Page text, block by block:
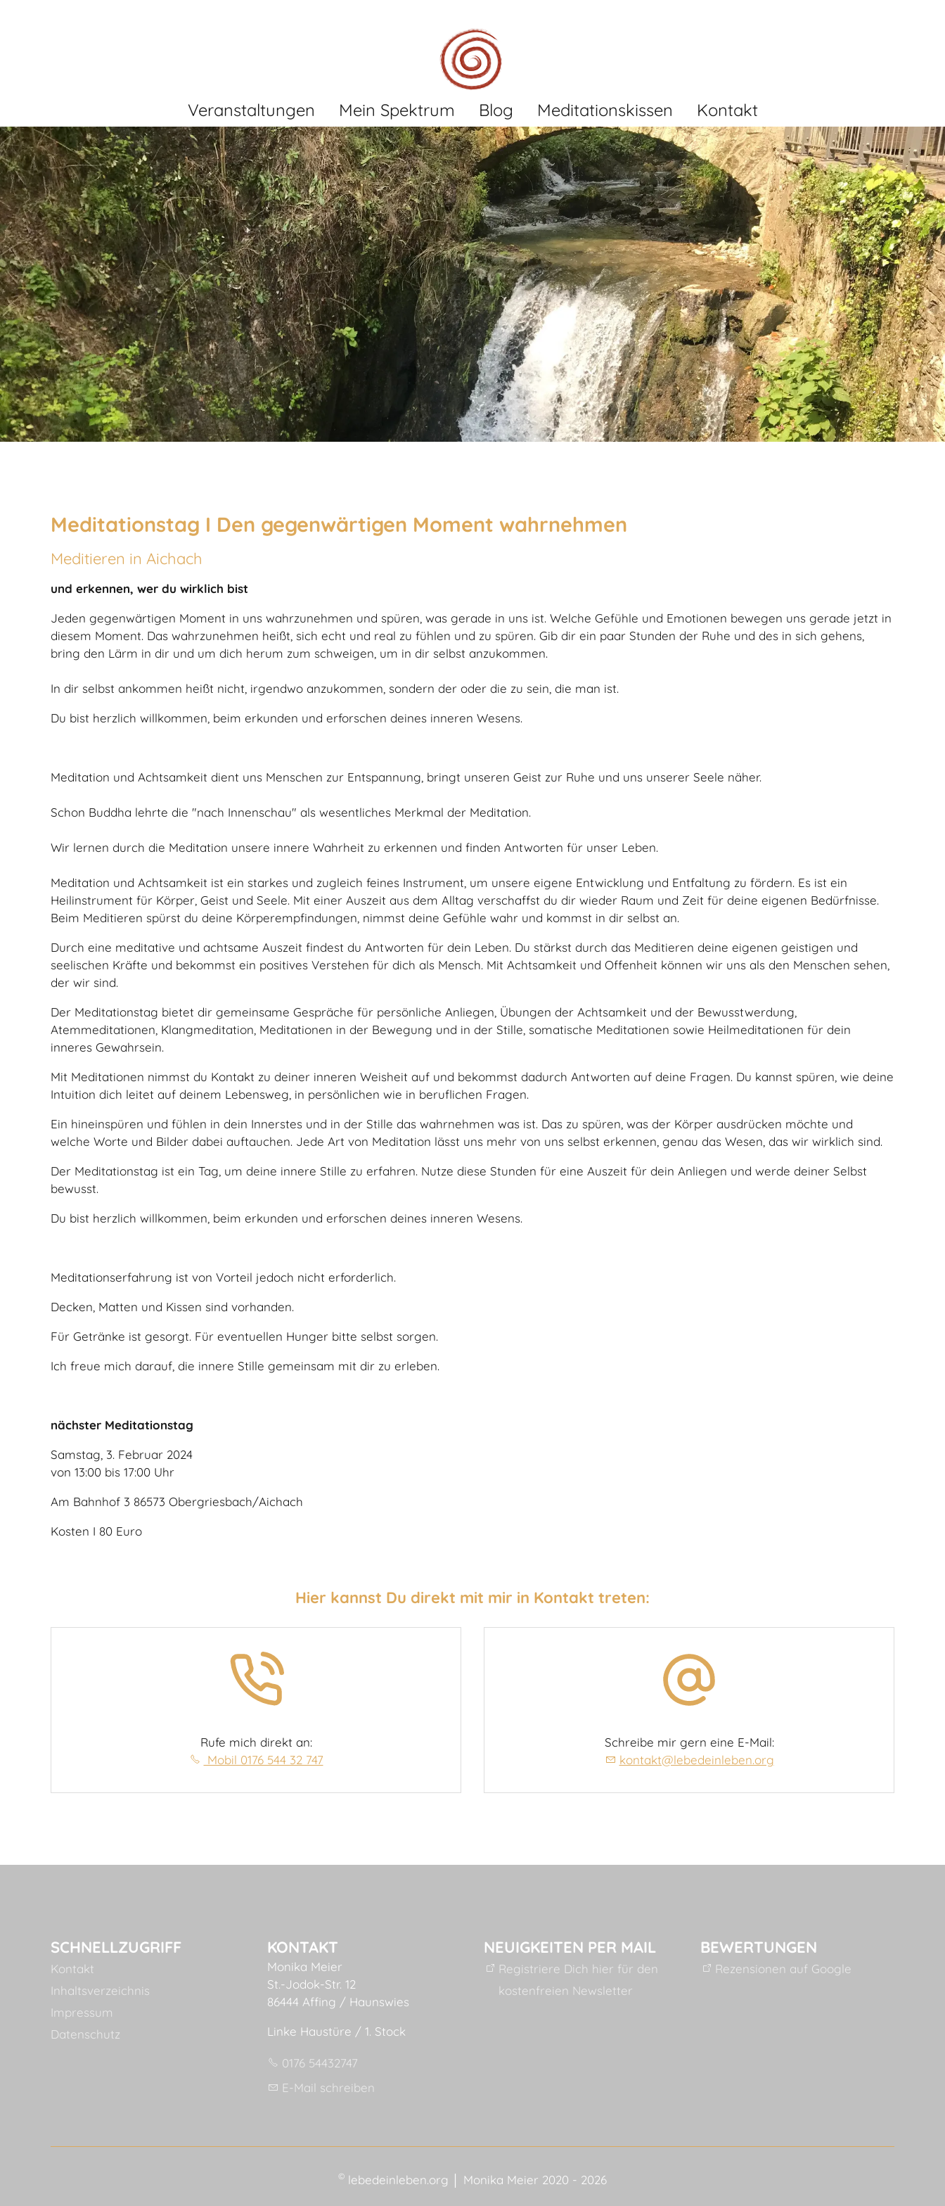
Veranstaltungen Mein Spektrum Blog Meditationskissen Kontakt
Meditationstag I Den gegenwärtigen Moment wahrnehmen
Meditieren in Aichach
und erkennen, wer du wirklich bist
Jeden gegenwärtigen Moment in uns wahrzunehmen und spüren, was gerade in uns ist. Welche Gefühle und Emotionen bewegen uns gerade jetzt in
diesem Moment. Das wahrzunehmen heißt, sich echt und real zu fühlen und zu spüren. Gib dir ein paar Stunden der Ruhe und des in sich gehens,
bring den Lärm in dir und um dich herum zum schweigen, um in dir selbst anzukommen.
In dir selbst ankommen heißt nicht, irgendwo anzukommen, sondern der oder die zu sein, die man ist.
Du bist herzlich willkommen, beim erkunden und erforschen deines inneren Wesens.
Meditation und Achtsamkeit dient uns Menschen zur Entspannung, bringt unseren Geist zur Ruhe und uns unserer Seele näher.
Schon Buddha lehrte die "nach Innenschau" als wesentliches Merkmal der Meditation.
Wir lernen durch die Meditation unsere innere Wahrheit zu erkennen und finden Antworten für unser Leben.
Meditation und Achtsamkeit ist ein starkes und zugleich feines Instrument, um unsere eigene Entwicklung und Entfaltung zu fördern. Es ist ein
Heilinstrument für Körper, Geist und Seele. Mit einer Auszeit aus dem Alltag verschaffst du dir wieder Raum und Zeit für deine eigenen Bedürfnisse.
Beim Meditieren spürst du deine Körperempfindungen, nimmst deine Gefühle wahr und kommst in dir selbst an.
Durch eine meditative und achtsame Auszeit findest du Antworten für dein Leben. Du stärkst durch das Meditieren deine eigenen geistigen und
seelischen Kräfte und bekommst ein positives Verstehen für dich als Mensch. Mit Achtsamkeit und Offenheit können wir uns als den Menschen sehen,
der wir sind.
Der Meditationstag bietet dir gemeinsame Gespräche für persönliche Anliegen, Übungen der Achtsamkeit und der Bewusstwerdung,
Atemmeditationen, Klangmeditation, Meditationen in der Bewegung und in der Stille, somatische Meditationen sowie Heilmeditationen für dein
inneres Gewahrsein.
Mit Meditationen nimmst du Kontakt zu deiner inneren Weisheit auf und bekommst dadurch Antworten auf deine Fragen. Du kannst spüren, wie deine
Intuition dich leitet auf deinem Lebensweg, in persönlichen wie in beruflichen Fragen.
Ein hineinspüren und fühlen in dein Innerstes und in der Stille das wahrnehmen was ist. Das zu spüren, was der Körper ausdrücken möchte und
welche Worte und Bilder dabei auftauchen. Jede Art von Meditation lässt uns mehr von uns selbst erkennen, genau das Wesen, das wir wirklich sind.
Der Meditationstag ist ein Tag, um deine innere Stille zu erfahren. Nutze diese Stunden für eine Auszeit für dein Anliegen und werde deiner Selbst
bewusst.
Du bist herzlich willkommen, beim erkunden und erforschen deines inneren Wesens.
Meditationserfahrung ist von Vorteil jedoch nicht erforderlich.
Decken, Matten und Kissen sind vorhanden.
Für Getränke ist gesorgt. Für eventuellen Hunger bitte selbst sorgen.
Ich freue mich darauf, die innere Stille gemeinsam mit dir zu erleben.
nächster Meditationstag
Samstag, 3. Februar 2024
von 13:00 bis 17:00 Uhr
Am Bahnhof 3 86573 Obergriesbach/Aichach
Kosten I 80 Euro
Hier kannst Du direkt mit mir in Kontakt treten:
Rufe mich direkt an:
Mobil 0176 544 32 747
Schreibe mir gern eine E-Mail:
kontakt@lebedeinleben.org
SCHNELLZUGRIFF
Kontakt
Inhaltsverzeichnis
Impressum
Datenschutz
KONTAKT
Monika Meier
St.-Jodok-Str. 12
86444 Affing / Haunswies
Linke Haustüre / 1. Stock
0176 54432747
E-Mail schreiben
NEUIGKEITEN PER MAIL
Registriere Dich hier für den
kostenfreien Newsletter
BEWERTUNGEN
Rezensionen auf Google
© lebedeinleben.org │ Monika Meier 2020 - 2026